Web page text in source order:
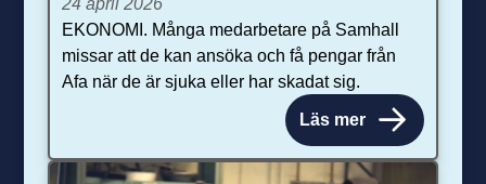
EKONOMI. Många medarbetare på Samhall
missar att de kan ansöka och få pengar från
Afa när de är sjuka eller har skadat sig.
Läs mer